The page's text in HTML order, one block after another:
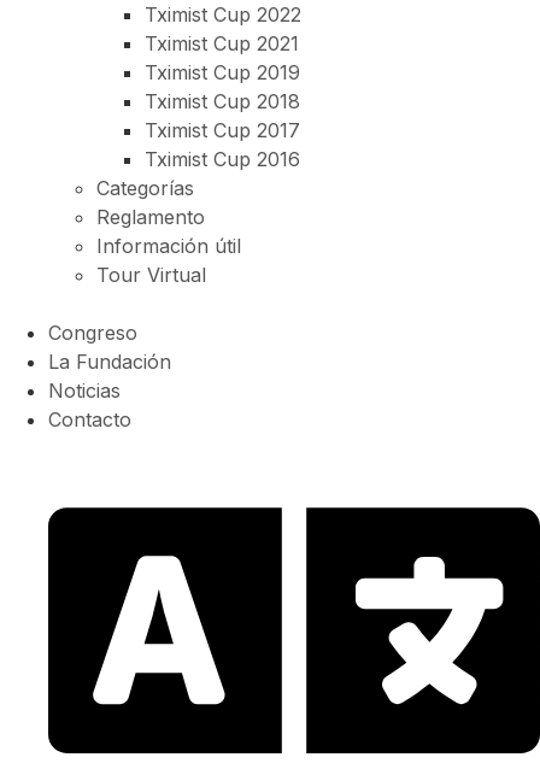
Tximist Cup 2022
Tximist Cup 2021
Tximist Cup 2019
Tximist Cup 2018
Tximist Cup 2017
Tximist Cup 2016
Categorías
Reglamento
Información útil
Tour Virtual
Congreso
La Fundación
Noticias
Contacto